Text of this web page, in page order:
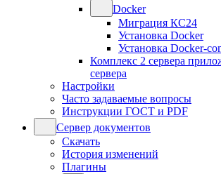
Docker
Миграция КС24
Установка Docker
Установка Docker-
Комплекс 2 сервера
сервера
Настройки
Часто задаваемые вопросы
Инструкции ГОСТ и PDF
Сервер документов
Скачать
История изменений
Плагины